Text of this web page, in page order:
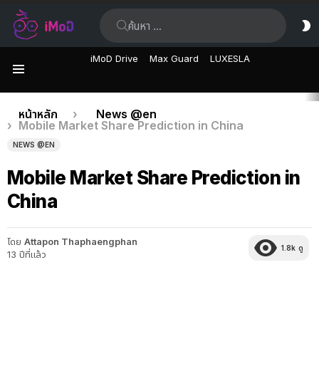
iMoD Drive Max Guard LUXESLA
เรื่อง
ล่าสุด
คุณอยู่ที่นี่:
หน้าหลัก
News @en
Mobile Market Share Prediction in China
NEWS @EN
Mobile Market Share Prediction in
China
โดย Attapon Thaphaengphan
13 ปีที่แล้ว
1.8k ดู